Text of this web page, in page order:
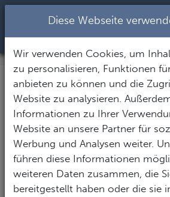
Ihre Anfrage:
Kothaifaru
Vielen herzlichen Dank für Ihr
eine möglichst aussagekräftige
füllen Sie das Formular mit Ihren
Eckdaten aus.
Diese Webseite
Wir verwenden Cookies, um
zu personalisieren, Funktionen
anbieten zu können und die
Website zu analysieren.
Informationen zu Ihrer
Website an unsere Partner für
Werbung und Analysen weiter.
führen diese Informationen
weiteren Daten zusammen, die
bereitgestellt haben oder die sie